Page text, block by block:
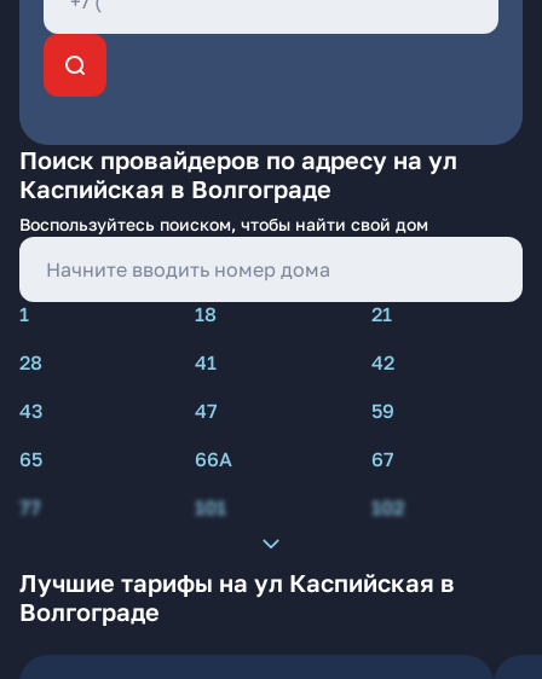
Поиск провайдеров по адресу на ул
Каспийская в Волгограде
Воспользуйтесь поиском, чтобы найти свой дом
1 18
21
28
41
42
43
47
59
65
66А
67
77
101 102
Лучшие тарифы на ул Каспийская в
Волгограде